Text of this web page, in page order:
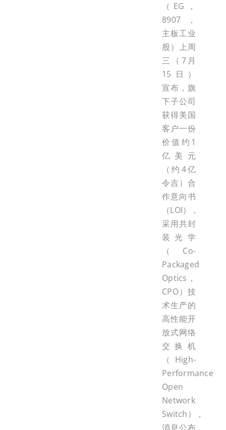
（EG，
8907，
主板工业
股）上周
三（7月
15日）
宣布，旗
下子公司
获得美国
客户一份
价值约1
亿美元
（约4亿
令吉）合
作意向书
（LOI），
采用共封
装光学
（Co-
Packaged
Optics，
CPO）技
术生产的
高性能开
放式网络
交换机
（High-
Performance
Open
Network
Switch），
消息公布